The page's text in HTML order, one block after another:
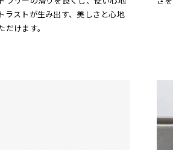
ラストが生み出す、美しさと心地
けます。